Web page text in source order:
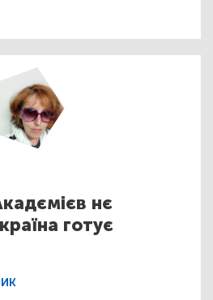
нє
готує